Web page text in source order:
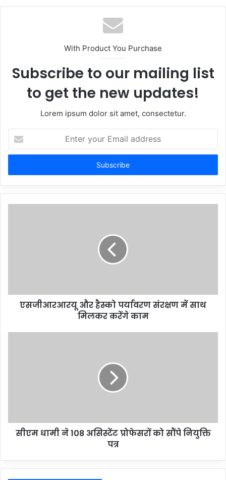
With Product You Purchase
Subscribe to our mailing list
to get the new updates!
Lorem ipsum dolor sit amet, consectetur.
Enter
your
Email
एसजीआरआरयू और हैस्को पर्यावरण संरक्षण में साथ
मिलकर करेंगे काम
सीएम धामी ने 108 असिस्टेंट प्रोफेसरों को सौंपे नियुक्ति
पत्र